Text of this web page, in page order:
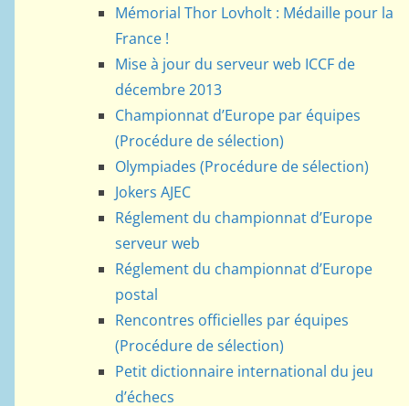
Mémorial Thor Lovholt : Médaille pour la
France !
Mise à jour du serveur web ICCF de
décembre 2013
Championnat d’Europe par équipes
(Procédure de sélection)
Olympiades (Procédure de sélection)
Jokers AJEC
Réglement du championnat d’Europe
serveur web
Réglement du championnat d’Europe
postal
Rencontres officielles par équipes
(Procédure de sélection)
Petit dictionnaire international du jeu
d’échecs